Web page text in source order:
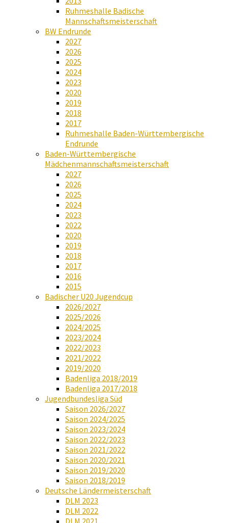
Ruhmeshalle Badische
Mannschaftsmeisterschaft
BW Endrunde
2027
2026
2025
2024
2023
2020
2019
2018
2017
Ruhmeshalle Baden-Württembergische
Endrunde
Baden-Württembergische
Mädchenmannschaftsmeisterschaft
2027
2026
2025
2024
2023
2022
2020
2019
2018
2017
2016
2015
Badischer U20 Jugendcup
2026/2027
2025/2026
2024/2025
2023/2024
2022/2023
2021/2022
2019/2020
Badenliga 2018/2019
Badenliga 2017/2018
Jugendbundesliga Süd
Saison 2026/2027
Saison 2024/2025
Saison 2023/2024
Saison 2022/2023
Saison 2021/2022
Saison 2020/2021
Saison 2019/2020
Saison 2018/2019
Deutsche Ländermeisterschaft
DLM 2023
DLM 2022
DLM 2021